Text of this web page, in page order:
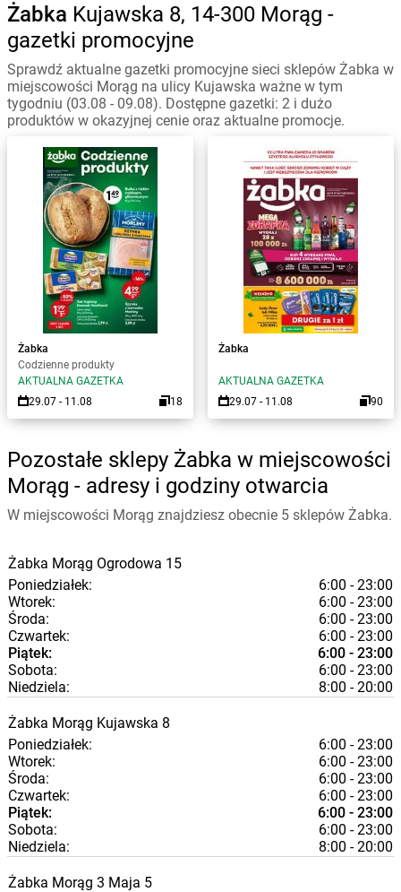
Żabka Kujawska 8, 14-300 Morąg -
gazetki promocyjne
Sprawdź aktualne gazetki promocyjne sieci sklepów Żabka w
miejscowości Morąg na ulicy Kujawska ważne w tym
tygodniu (03.08 - 09.08). Dostępne gazetki: 2 i dużo
produktów w okazyjnej cenie oraz aktualne promocje.
Żabka
Codzienne produkty
AKTUALNA GAZETKA
29.07 - 11.08
18
Żabka
AKTUALNA GAZETKA
29.07 - 11.08
90
Pozostałe sklepy Żabka w miejscowości
Morąg - adresy i godziny otwarcia
W miejscowości Morąg znajdziesz obecnie 5 sklepów Żabka.
Żabka Morąg Ogrodowa 15
Poniedziałek:
6:00 - 23:00
Wtorek:
6:00 - 23:00
Środa:
6:00 - 23:00
Czwartek:
6:00 - 23:00
Piątek:
6:00 - 23:00
Sobota:
6:00 - 23:00
Niedziela:
8:00 - 20:00
Żabka Morąg Kujawska 8
Poniedziałek:
6:00 - 23:00
Wtorek:
6:00 - 23:00
Środa:
6:00 - 23:00
Czwartek:
6:00 - 23:00
Piątek:
6:00 - 23:00
Sobota:
6:00 - 23:00
Niedziela:
8:00 - 20:00
Żabka Morąg 3 Maja 5